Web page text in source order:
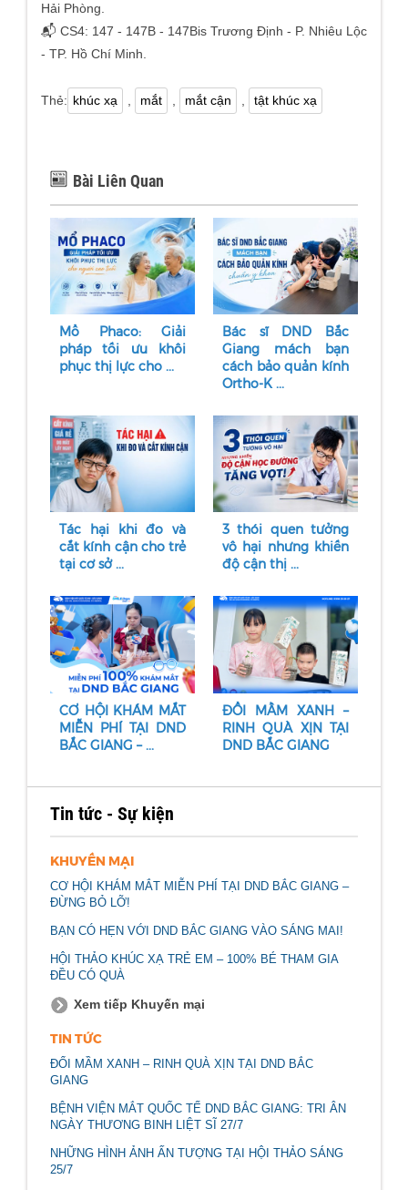
Hải Phòng.
📬 CS4: 147 - 147B - 147Bis Trương Định - P. Nhiêu Lộc
- TP. Hồ Chí Minh.
Thẻ: khúc xạ mắt mắt cận tật khúc xạ
Bài Liên Quan
Mổ Phaco: Giải
pháp tối ưu khôi
phục thị lực cho ...
Bác sĩ DND Bắc
Giang mách bạn
cách bảo quản kính
Ortho-K ...
Tác hại khi đo và
cắt kính cận cho trẻ
tại cơ sở ...
3 thói quen tưởng
vô hại nhưng khiến
độ cận thị ...
CƠ HỘI KHÁM MẮT
MIỄN PHÍ TẠI DND
BẮC GIANG – ...
ĐỔI MẦM XANH –
RINH QUÀ XỊN TẠI
DND BẮC GIANG
Tin tức - Sự kiện
KHUYẾN MẠI
CƠ HỘI KHÁM MẮT MIỄN PHÍ TẠI DND BẮC GIANG –
ĐỪNG BỎ LỠ!
BẠN CÓ HẸN VỚI DND BẮC GIANG VÀO SÁNG MAI!
HỘI THẢO KHÚC XẠ TRẺ EM – 100% BÉ THAM GIA
ĐỀU CÓ QUÀ
Xem tiếp Khuyến mại
TIN TỨC
ĐỔI MẦM XANH – RINH QUÀ XỊN TẠI DND BẮC
GIANG
BỆNH VIỆN MẮT QUỐC TẾ DND BẮC GIANG: TRI ÂN
NGÀY THƯƠNG BINH LIỆT SĨ 27/7
NHỮNG HÌNH ẢNH ẤN TƯỢNG TẠI HỘI THẢO SÁNG
25/7